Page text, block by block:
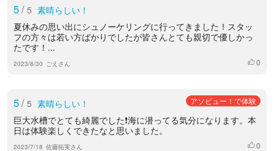
5/ 5 素晴らしい！
夏休みの思い出にシュノーケリングに行ってきました！スタッ
フの方々は若い方ばかりでしたが皆さんとても親切で優しかっ
たです！...
2023/8/30 ごえさん いいね
0
5/ 5 素晴らしい！ アソビュー！で体験
巨大水槽でとても綺麗でした❗海に潜ってる気分になります。本
日は体験楽しくできたなと思いました。
2023/7/18 佐藤拓実さん いいね
0